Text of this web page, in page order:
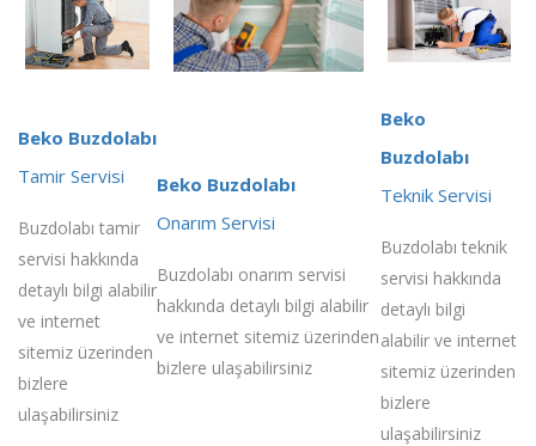
Beko Buzdolabı
Tamir Servisi
Buzdolabı tamir
servisi hakkında
detaylı bilgi alabilir
ve internet
sitemiz üzerinden
bizlere
ulaşabilirsiniz
Beko Buzdolabı
Onarım Servisi
Buzdolabı onarım servisi
hakkında detaylı bilgi alabilir
ve internet sitemiz üzerinden
bizlere ulaşabilirsiniz
Beko
Buzdolabı
Teknik Servisi
Buzdolabı teknik
servisi hakkında
detaylı bilgi
alabilir ve internet
sitemiz üzerinden
bizlere
ulaşabilirsiniz